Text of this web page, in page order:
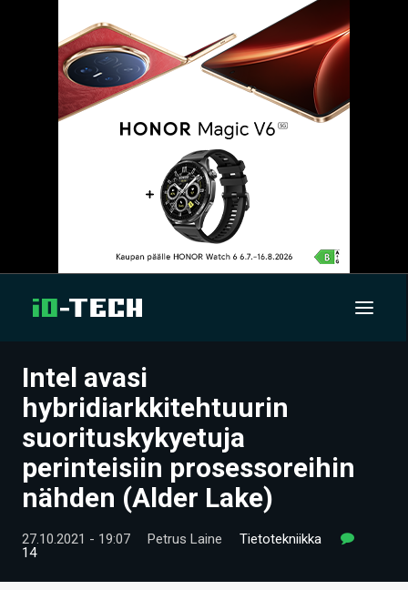
UUTISET
ARTIKKELIT
VIDEOT
TECHBBS
TIETOA
HINTA.FI
Intel avasi
hybridiarkkitehtuurin
suorituskykyetuja
perinteisiin prosessoreihin
nähden (Alder Lake)
27.10.2021 - 19:07 Petrus Laine
Tietotekniikka
14